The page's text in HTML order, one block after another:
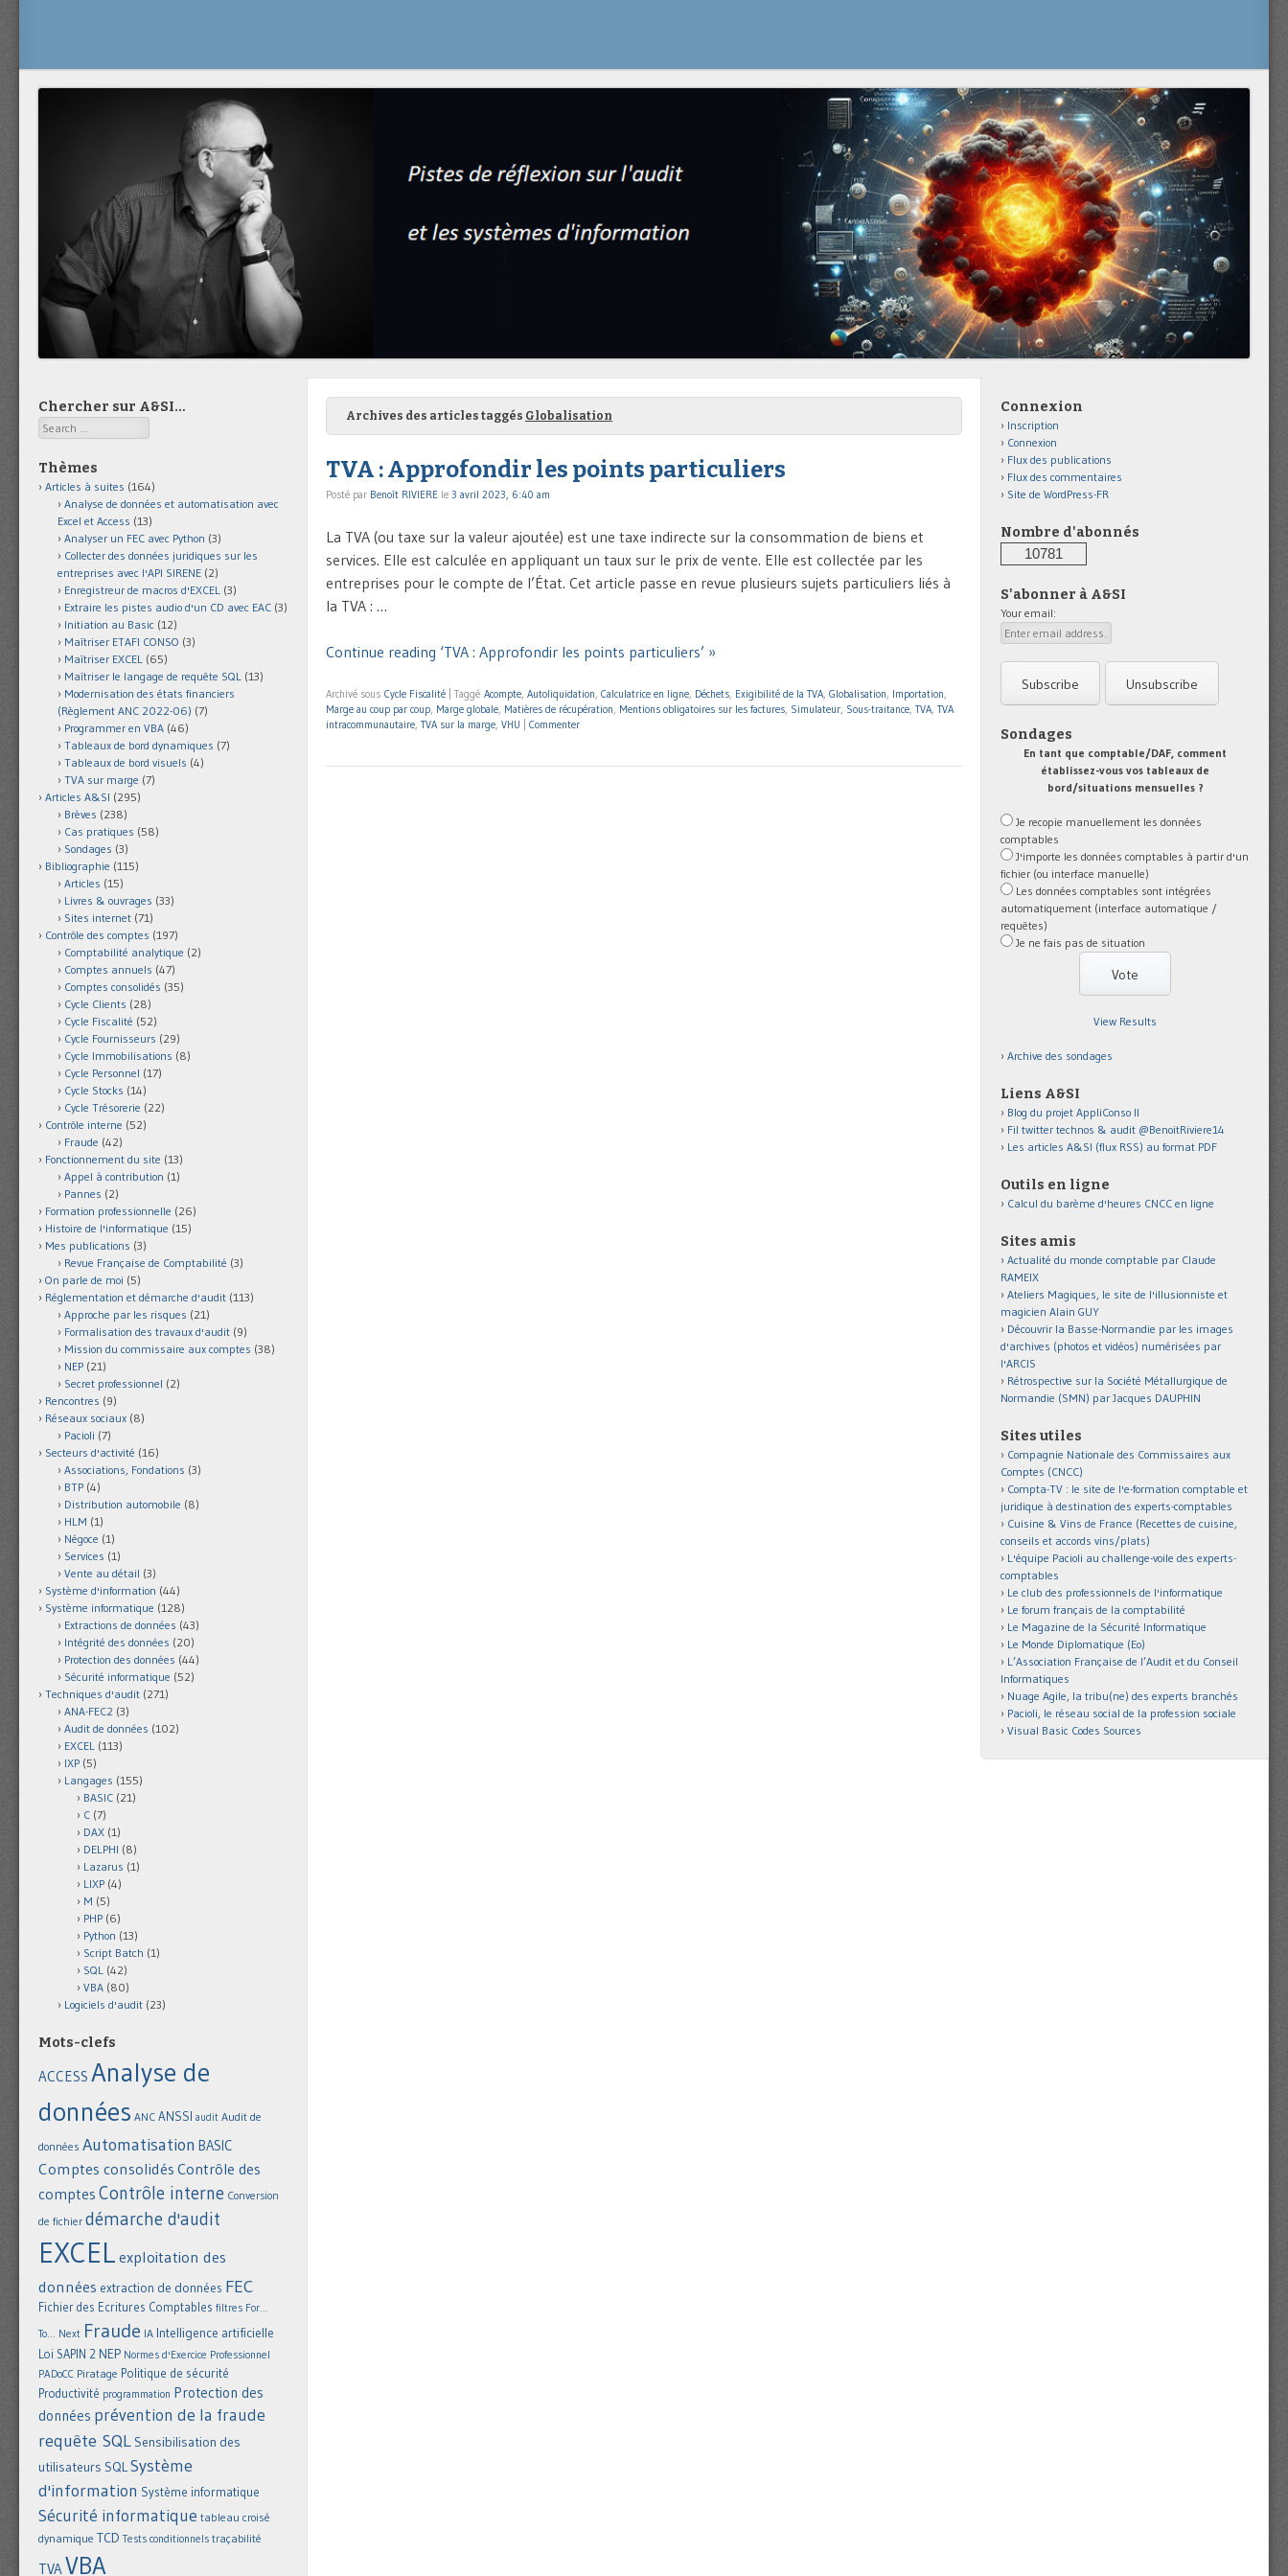
Archives des articles taggés Globalisation
TVA : Approfondir les points particuliers
Posté par Benoît RIVIERE le 3 avril 2023, 6:40 am
La TVA (ou taxe sur la valeur ajoutée) est une taxe indirecte sur la consommation de biens et
services. Elle est calculée en appliquant un taux sur le prix de vente. Elle est collectée par les
entreprises pour le compte de l’État. Cet article passe en revue plusieurs sujets particuliers liés à
la TVA : …
Continue reading ‘TVA : Approfondir les points particuliers’ »
Archivé sous Cycle Fiscalité Taggé Acompte, Autoliquidation, Calculatrice en ligne, Déchets, Exigibilité de la TVA, Globalisation, Importation,
Marge au coup par coup, Marge globale, Matières de récupération, Mentions obligatoires sur les factures, Simulateur, Sous-traitance, TVA, TVA
intracommunautaire, TVA sur la marge, VHU Commenter
Chercher sur A&SI…
Search
Thèmes
Articles à suites (164)
Analyse de données et automatisation avec
Excel et Access (13)
Analyser un FEC avec Python (3)
Collecter des données juridiques sur les
entreprises avec l'API SIRENE (2)
Enregistreur de macros d'EXCEL (3)
Extraire les pistes audio d'un CD avec EAC (3)
Initiation au Basic (12)
Maîtriser ETAFI CONSO (3)
Maîtriser EXCEL (65)
Maîtriser le langage de requête SQL (13)
Modernisation des états financiers
(Règlement ANC 2022-06) (7)
Programmer en VBA (46)
Tableaux de bord dynamiques (7)
Tableaux de bord visuels (4)
TVA sur marge (7)
Articles A&SI (295)
Brèves (238)
Cas pratiques (58)
Sondages (3)
Bibliographie (115)
Articles (15)
Livres & ouvrages (33)
Sites internet (71)
Contrôle des comptes (197)
Comptabilité analytique (2)
Comptes annuels (47)
Comptes consolidés (35)
Cycle Clients (28)
Cycle Fiscalité (52)
Cycle Fournisseurs (29)
Cycle Immobilisations (8)
Cycle Personnel (17)
Cycle Stocks (14)
Cycle Trésorerie (22)
Contrôle interne (52)
Fraude (42)
Fonctionnement du site (13)
Appel à contribution (1)
Pannes (2)
Formation professionnelle (26)
Histoire de l'informatique (15)
Mes publications (3)
Revue Française de Comptabilité (3)
On parle de moi (5)
Réglementation et démarche d'audit (113)
Approche par les risques (21)
Formalisation des travaux d'audit (9)
Mission du commissaire aux comptes (38)
NEP (21)
Secret professionnel (2)
Rencontres (9)
Réseaux sociaux (8)
Pacioli (7)
Secteurs d'activité (16)
Associations, Fondations (3)
BTP (4)
Distribution automobile (8)
HLM (1)
Négoce (1)
Services (1)
Vente au détail (3)
Système d'information (44)
Système informatique (128)
Extractions de données (43)
Intégrité des données (20)
Protection des données (44)
Sécurité informatique (52)
Techniques d'audit (271)
ANA-FEC2 (3)
Audit de données (102)
EXCEL (113)
IXP (5)
Langages (155)
BASIC (21)
C (7)
DAX (1)
DELPHI (8)
Lazarus (1)
LIXP (4)
M (5)
PHP (6)
Python (13)
Script Batch (1)
SQL (42)
VBA (80)
Logiciels d'audit (23)
Mots-clefs
ACCESS Analyse de
données ANC ANSSI audit Audit de
données Automatisation BASIC
Comptes consolidés Contrôle des
comptes Contrôle interne Conversion
de fichier démarche d'audit
EXCEL exploitation des
données extraction de données FEC
Fichier des Ecritures Comptables filtres For...
To... Next Fraude IA Intelligence artificielle
Loi SAPIN 2 NEP Normes d'Exercice Professionnel
PADoCC Piratage Politique de sécurité
Productivité programmation Protection des
données prévention de la fraude
requête SQL Sensibilisation des
utilisateurs SQLSystème
d'information Système informatique
Sécurité informatique tableau croisé
dynamique TCD Tests conditionnels traçabilité
TVAVBA
Connexion
Inscription
Connexion
Flux des publications
Flux des commentaires
Site de WordPress-FR
Nombre d'abonnés
10781
S'abonner à A&SI
Your email:
Sondages
En tant que comptable/DAF, comment
établissez-vous vos tableaux de
bord/situations mensuelles ?
Je recopie manuellement les données
comptables
J'importe les données comptables à partir d'un
fichier (ou interface manuelle)
Les données comptables sont intégrées
automatiquement (interface automatique /
requêtes)
Je ne fais pas de situation
View Results
Archive des sondages
Liens A&SI
Blog du projet AppliConso II
Fil twitter technos & audit @BenoitRiviere14
Les articles A&SI (flux RSS) au format PDF
Outils en ligne
Calcul du barème d'heures CNCC en ligne
Sites amis
Actualité du monde comptable par Claude
RAMEIX
Ateliers Magiques, le site de l'illusionniste et
magicien Alain GUY
Découvrir la Basse-Normandie par les images
d'archives (photos et vidéos) numérisées par
l'ARCIS
Rétrospective sur la Société Métallurgique de
Normandie (SMN) par Jacques DAUPHIN
Sites utiles
Compagnie Nationale des Commissaires aux
Comptes (CNCC)
Compta-TV : le site de l'e-formation comptable et
juridique à destination des experts-comptables
Cuisine & Vins de France (Recettes de cuisine,
conseils et accords vins/plats)
L'équipe Pacioli au challenge-voile des experts-
comptables
Le club des professionnels de l'informatique
Le forum français de la comptabilité
Le Magazine de la Sécurité Informatique
Le Monde Diplomatique (Eo)
L’Association Française de l’Audit et du Conseil
Informatiques
Nuage Agile, la tribu(ne) des experts branchés
Pacioli, le réseau social de la profession sociale
Visual Basic Codes Sources